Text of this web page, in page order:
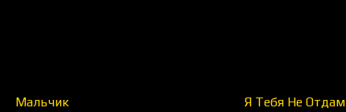
Мальчик
Я Тебя Не Отдам